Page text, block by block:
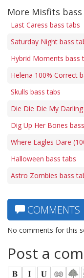
More Misfits
Last Caress bass tabs
Saturday Night bass
Hybrid Moments bass
Helena 100% Correct
Skulls bass tabs
Die Die Die My
Dig Up Her Bones
Where Eagles Dare
Halloween bass tabs
Astro Zombies bass
COMMENTS
No comments for this
Post a